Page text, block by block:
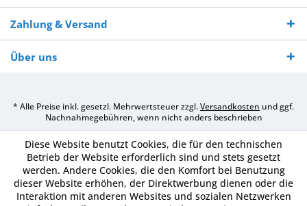
Zahlung & Versand
Über uns
* Alle Preise inkl. gesetzl. Mehrwertsteuer zzgl.Versandkosten und ggf.
Nachnahmegebühren, wenn nicht anders beschrieben
Diese Website benutzt Cookies, die für den technischen
Betrieb der Website erforderlich sind und stets gesetzt
werden. Andere Cookies, die den Komfort bei Benutzung
dieser Website erhöhen, der Direktwerbung dienen oder die
Interaktion mit anderen Websites und sozialen Netzwerken